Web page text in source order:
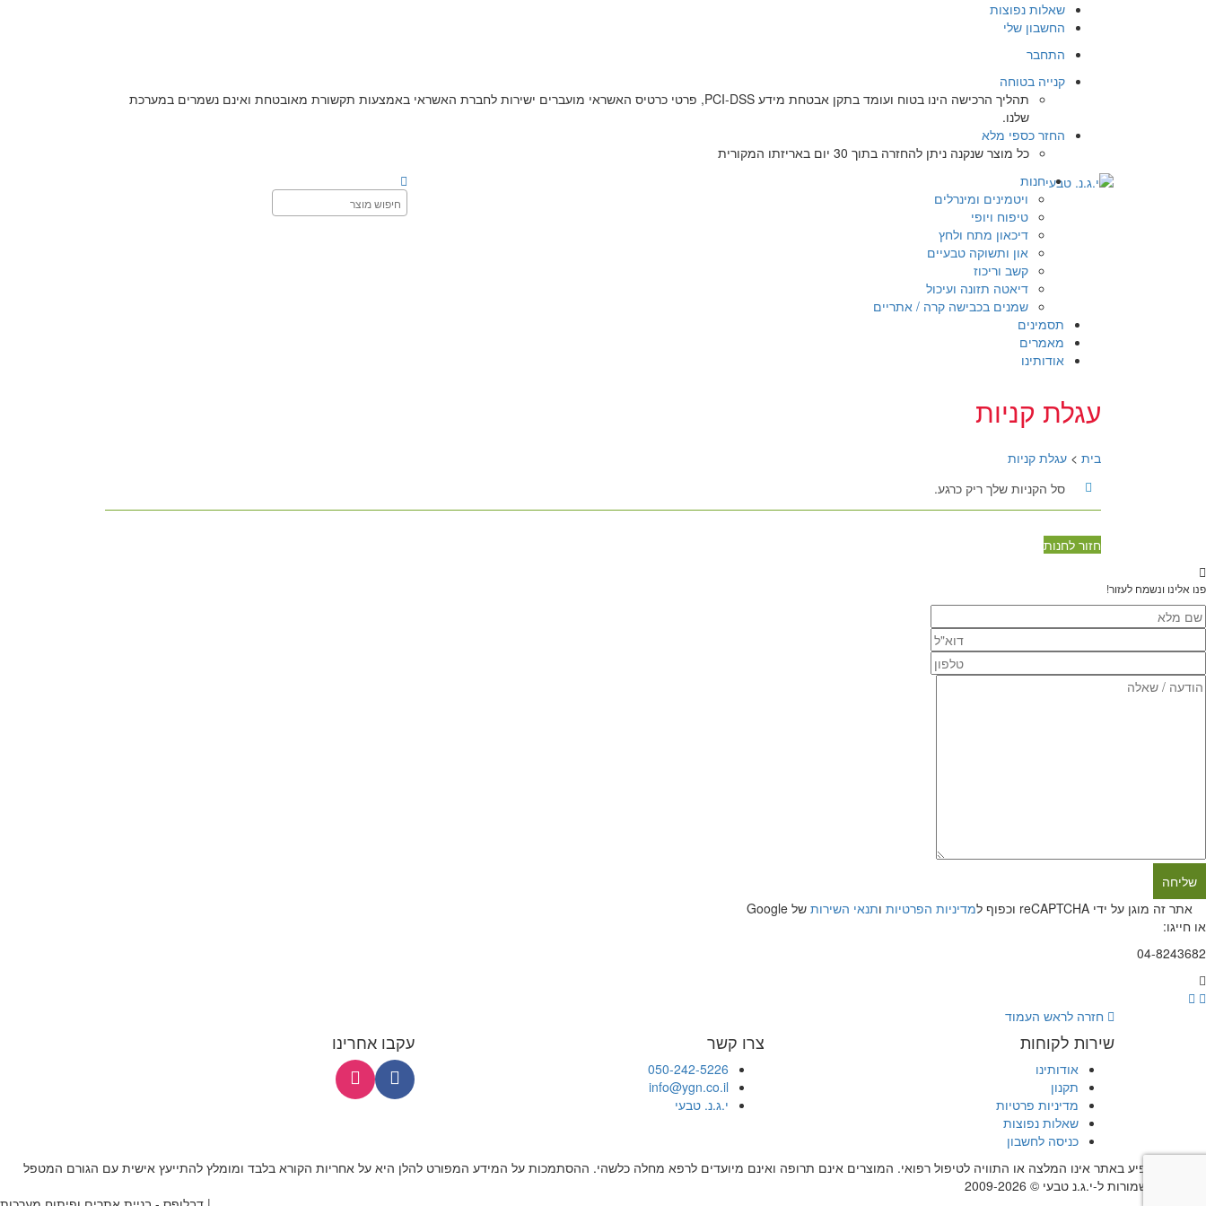
שאלות נפוצות
החשבון שלי
התחבר
קנייה בטוחה
תהליך הרכישה הינו בטוח ועומד בתקן אבטחת מידע PCI-DSS, פרטי כרטיס האשראי מועברים ישירות לחברת האשראי באמצעות תקשורת מאובטחת ואינם נשמרים במערכת
שלנו.
החזר כספי מלא
כל מוצר שנקנה ניתן להחזרה בתוך 30 יום באריזתו המקורית
חנות
ויטמינים ומינרלים
טיפוח ויופי
דיכאון מתח ולחץ
און ותשוקה טבעיים
קשב וריכוז
דיאטה תזונה ועיכול
שמנים בכבישה קרה / אתריים
תסמינים
מאמרים
אודותינו
עגלת קניות
בית > עגלת קניות
סל הקניות שלך ריק כרגע.
חזור לחנות
פנו אלינו ונשמח לעזור!
אתר זה מוגן על ידי reCAPTCHA וכפוף ל מדיניות הפרטיות ותנאי השירות של Google
או חייגו:
04-8243682
חזרה לראש העמוד
שירות לקוחות
אודותינו
תקנון
מדיניות פרטיות
שאלות נפוצות
כניסה לחשבון
צרו קשר
050-242-5226
info@ygn.co.il
י.ג.נ. טבעי
עקבו אחרינו
המידע המופיע באתר אינו המלצה או התוויה לטיפול רפואי. המוצרים אינם תרופה ואינם מיועדים לרפא מחלה כלשהי. ההסתמכות על המידע המפורט להלן היא על אחריות הקורא בלבד ומומלץ להתייעץ אישית עם הגורם המטפל
כל הזכויות שמורות ל-י.ג.נ טבעי © 2009-2026